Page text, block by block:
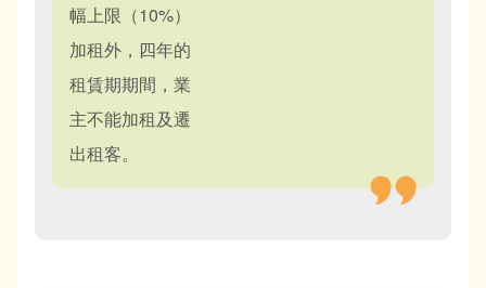
幅上限（10%）
加租外，四年的
租賃期期間，業
主不能加租及遷
出租客。